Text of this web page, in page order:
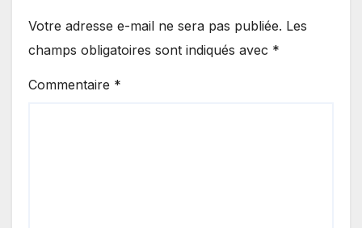
Votre adresse e-mail ne sera pas publiée. Les
champs obligatoires sont indiqués avec *
Commentaire *